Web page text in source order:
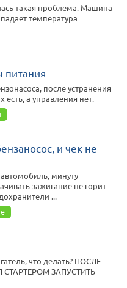
такая проблема. Машина
температура
после устранения
есть, а управления нет.
и чек не
минуту
зажигание не горит
...
что делать? ПОСЛЕ
ЗАПУСТИТЬ